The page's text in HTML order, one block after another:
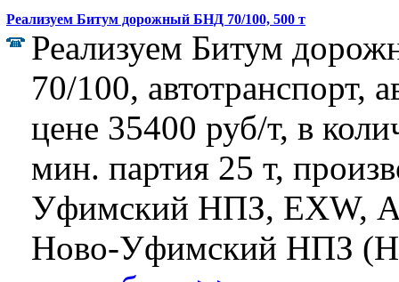
Реализуем Битум дорожный БНД 70/100, 500 т
Реализуем Битум
70/100, автотранспорт,
цене 35400 руб/т, в
мин. партия 25 т,
Уфимский НПЗ, EXW,
Ново-Уфимский НПЗ